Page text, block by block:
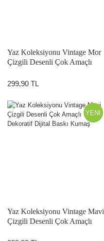
Yaz Koleksiyonu Vintage Mor
Çizgili Desenli Çok Amaçlı
299,90 TL
YENİ
Yaz Koleksiyonu Vintage Mavi
Çizgili Desenli Çok Amaçlı